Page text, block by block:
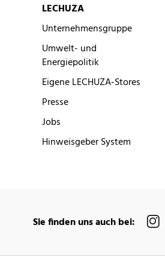
LECHUZA
Unternehmensgruppe
Umwelt- und
Energiepolitik
Eigene LECHUZA-Stores
Presse
Jobs
Hinweisgeber System
Sie finden uns auch bei: